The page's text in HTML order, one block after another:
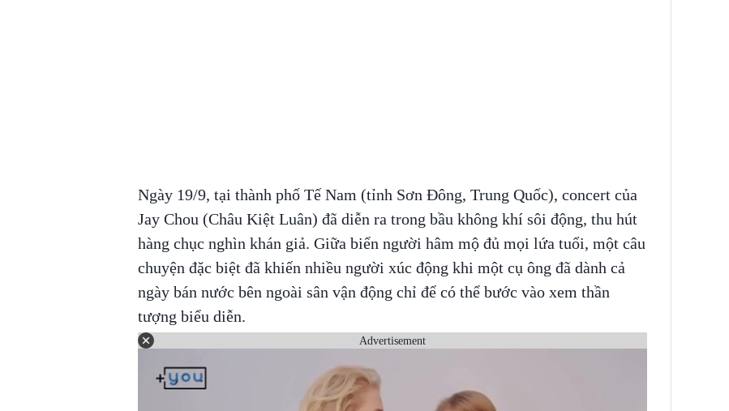
Ngày 19/9, tại thành phố Tế Nam (tỉnh Sơn Đông, Trung Quốc), concert của
Jay Chou (Châu Kiệt Luân) đã diễn ra trong bầu không khí sôi động, thu hút
hàng chục nghìn khán giả. Giữa biển người hâm mộ đủ mọi lứa tuổi, một câu
chuyện đặc biệt đã khiến nhiều người xúc động khi một cụ ông đã dành cả
ngày bán nước bên ngoài sân vận động chỉ để có thể bước vào xem thần
tượng biểu diễn.
Advertisement